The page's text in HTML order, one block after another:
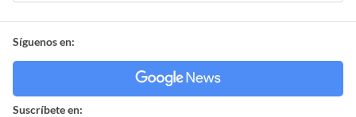
Síguenos en:
Suscríbete en: